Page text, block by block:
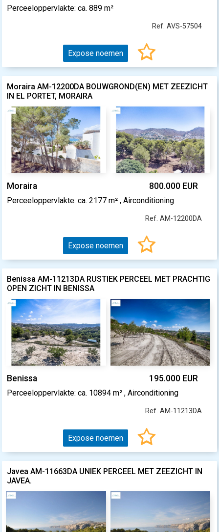
Perceeloppervlakte: ca. 889 m²
Ref. AVS-57504
Expose noemen
Moraira AM-12200DA BOUWGROND(EN) MET ZEEZICHT
IN EL PORTET, MORAIRA
Moraira 800.000 EUR
Perceeloppervlakte: ca. 2177 m² , Airconditioning
Ref. AM-12200DA
Expose noemen
Benissa AM-11213DA RUSTIEK PERCEEL MET PRACHTIG
OPEN ZICHT IN BENISSA
Benissa 195.000 EUR
Perceeloppervlakte: ca. 10894 m² , Airconditioning
Ref. AM-11213DA
Expose noemen
Javea AM-11663DA UNIEK PERCEEL MET ZEEZICHT IN
JAVEA.